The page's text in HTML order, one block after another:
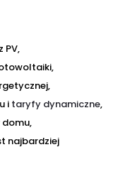
PV,
i taryfy dynamiczne,
domu,
najbardziej